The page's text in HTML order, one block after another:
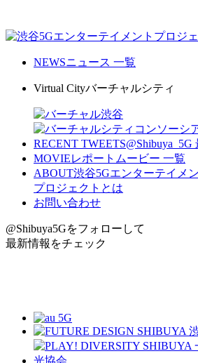
NEWSニュース 一覧
Virtual Cityバーチャルシティ
RECENT TWEETS@Shibuya_5G
MOVIEレポートムービー 一覧
ABOUT渋谷5Gエンターテイメ
プロジェクトとは
お問い合わせ
@Shibuya5Gをフォローして
最新情報をチェック